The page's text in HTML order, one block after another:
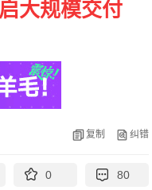
大规模交付
复制 纠错
0 80